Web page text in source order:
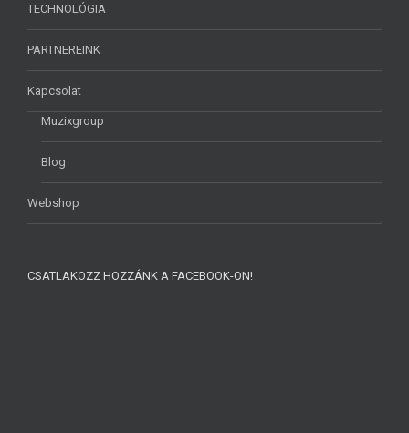
TECHNOLÓGIA
PARTNEREINK
Kapcsolat
Muzixgroup
Blog
Webshop
CSATLAKOZZ HOZZÁNK A FACEBOOK-ON!